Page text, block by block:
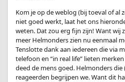
Kom je op de weblog (bij toeval of al
niet goed werkt, laat het ons
weten. Dat zou erg fijn zijn! Want wij
meer Helmonders zien nu eenmaal
Tenslotte dank aan iedereen die via
telefoon en “in real life” lieten
deed de mens goed. Helmonders
reageerden begrijpen we. Want dit